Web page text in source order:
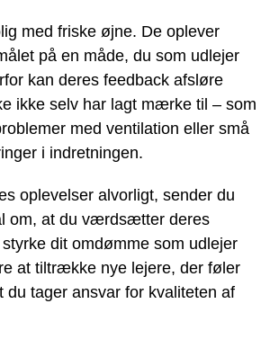
med friske øjne. De oplever
på en måde, du som udlejer
kan deres feedback afsløre
ikke selv har lagt mærke til – som
med ventilation eller små
i indretningen.
oplevelser alvorligt, sender du
om, at du værdsætter deres
dit omdømme som udlejer
at tiltrække nye lejere, der føler
du tager ansvar for kvaliteten af